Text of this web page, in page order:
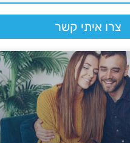
צרו איתי קשר